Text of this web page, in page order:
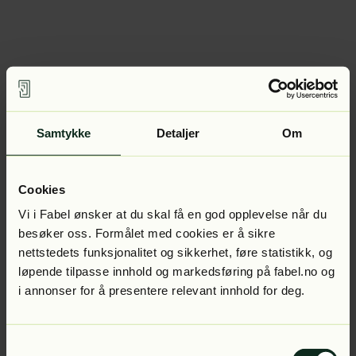
Samtykke Detaljer Om
Cookies
Vi i Fabel ønsker at du skal få en god opplevelse når du
besøker oss. Formålet med cookies er å sikre
nettstedets funksjonalitet og sikkerhet, føre statistikk, og
løpende tilpasse innhold og markedsføring på fabel.no og
i annonser for å presentere relevant innhold for deg.